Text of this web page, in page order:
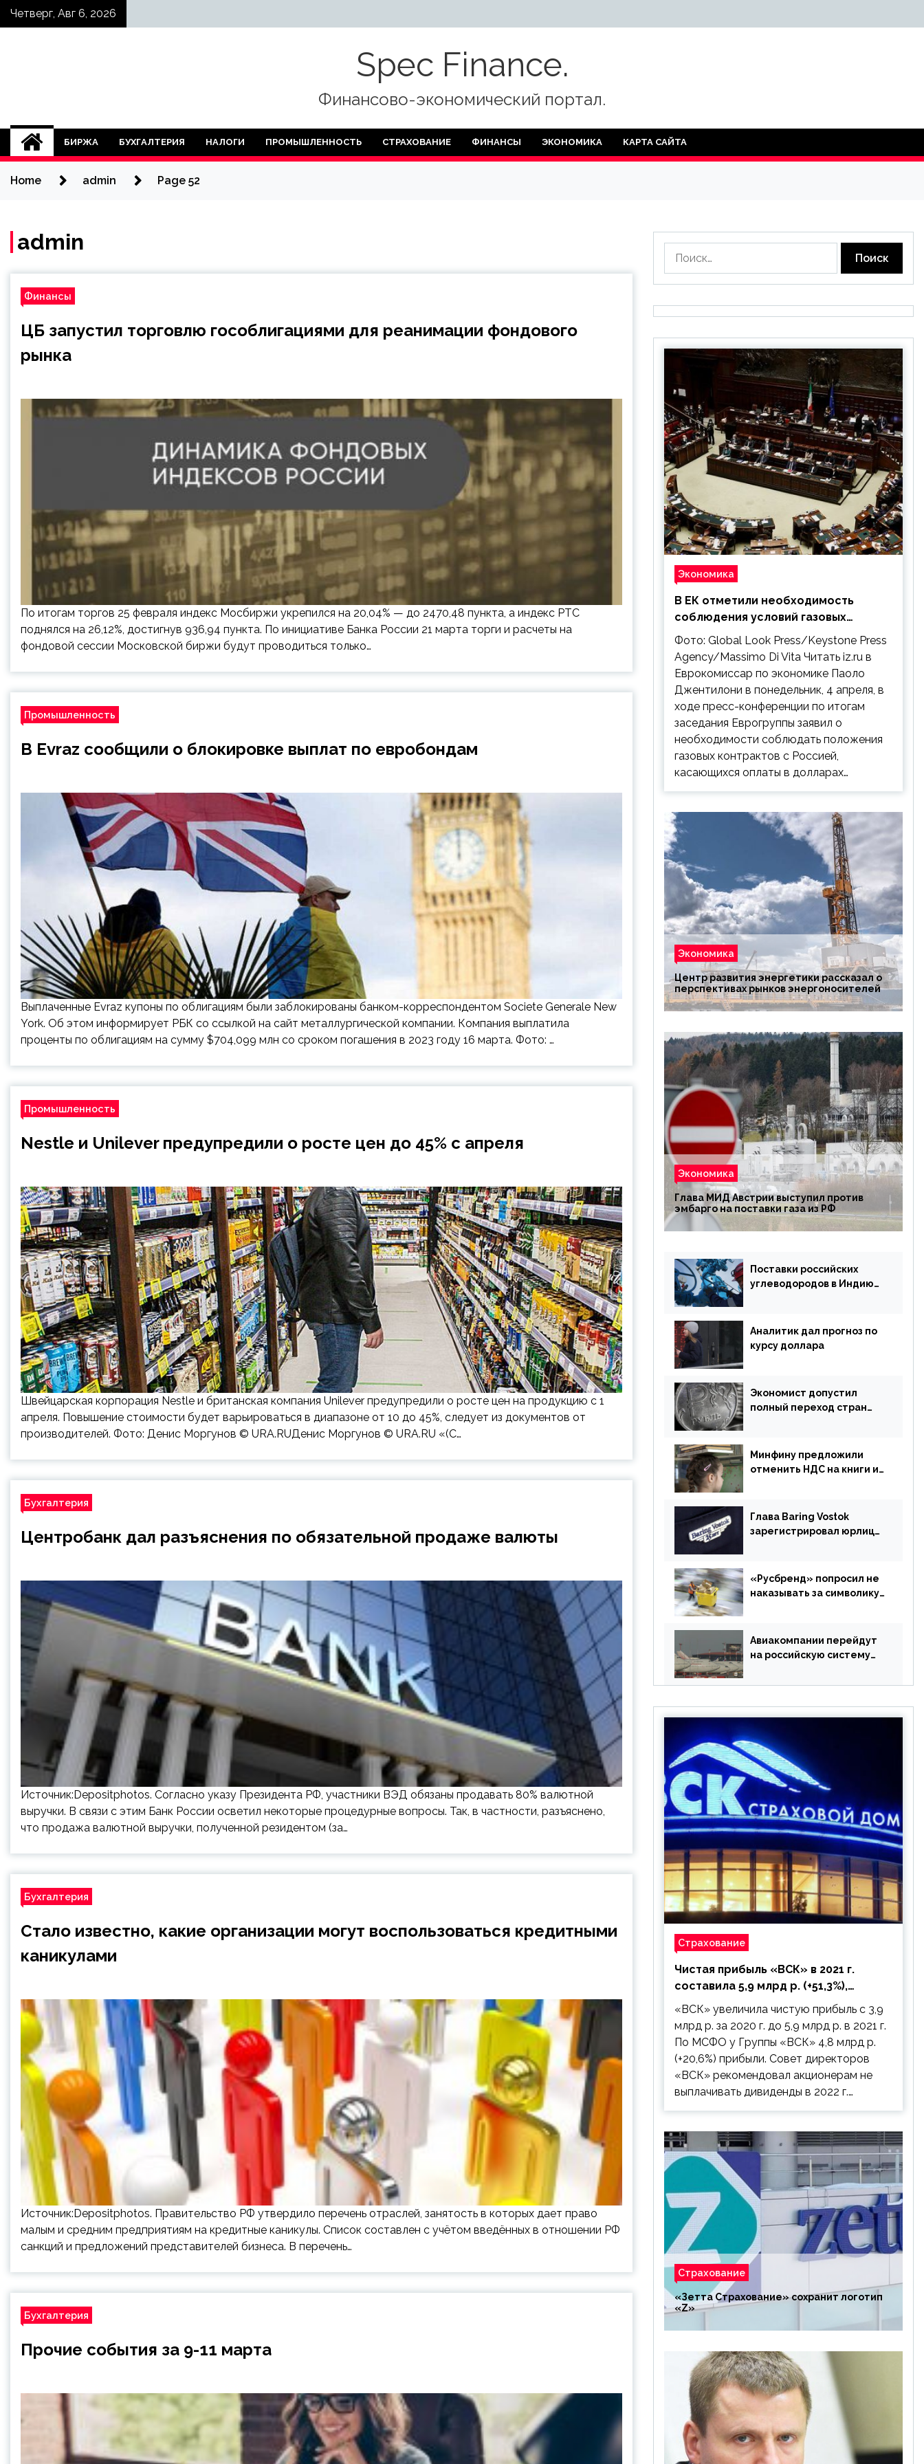
SkipЧетверг, Авг 6, 2026
Spec Finance.
Финансово-экономический портал.
БИРЖА БУХГАЛТЕРИЯ НАЛОГИ ПРОМЫШЛЕННОСТЬ СТРАХОВАНИЕ ФИНАНСЫ ЭКОНОМИКА КАРТА САЙТА
Home admin Page 52
admin
Финансы
ЦБ запустил торговлю гособлигациями для реанимации фондового
рынка
По итогам торгов 25 февраля индекс Мосбиржи укрепился на 20,04% — до 2470,48 пункта, а индекс РТС
поднялся на 26,12%, достигнув 936,94 пункта. По инициативе Банка России 21 марта торги и расчеты на
фондовой сессии Московской биржи будут проводиться только…
Промышленность
В Evraz сообщили о блокировке выплат по евробондам
Выплаченные Evraz купоны по облигациям были заблокированы банком-корреспондентом Societe Generale New
York. Об этом информирует РБК со ссылкой на сайт металлургической компании. Компания выплатила
проценты по облигациям на сумму $704,099 млн со сроком погашения в 2023 году 16 марта. Фото: …
Промышленность
Nestle и Unilever предупредили о росте цен до 45% с апреля
Швейцарская корпорация Nestle и британская компания Unilever предупредили о росте цен на продукцию с 1
апреля. Повышение стоимости будет варьироваться в диапазоне от 10 до 45%, следует из документов от
производителей. Фото: Денис Моргунов © URA.RUДенис Моргунов © URA.RU «(С…
Бухгалтерия
Центробанк дал разъяснения по обязательной продаже валюты
Источник:Depositphotos. Согласно указу Президента РФ, участники ВЭД обязаны продавать 80% валютной
выручки. В связи с этим Банк России осветил некоторые процедурные вопросы. Так, в частности, разъяснено,
что продажа валютной выручки, полученной резидентом (за…
Бухгалтерия
Стало известно, какие организации могут воспользоваться кредитными
каникулами
Источник:Depositphotos. Правительство РФ утвердило перечень отраслей, занятость в которых дает право
малым и средним предприятиям на кредитные каникулы. Список составлен с учётом введённых в отношении РФ
санкций и предложений представителей бизнеса. В перечень…
Бухгалтерия
Прочие события за 9-11 марта
Экономика
В ЕК отметили необходимость
соблюдения условий газовых
контрактов с РФ
Фото: Global Look Press/Keystone Press
Agency/Massimo Di Vita Читать iz.ru в
Еврокомиссар по экономике Паоло
Джентилони в понедельник, 4 апреля, в
ходе пресс-конференции по итогам
заседания Еврогруппы заявил о
необходимости соблюдать положения
газовых контрактов с Россией,
касающихся оплаты в долларах…
Экономика
Центр развития энергетики рассказал о
перспективах рынков энергоносителей
Экономика
Глава МИД Австрии выступил против
эмбарго на поставки газа из РФ
Поставки российских
углеводородов в Индию
Аналитик дал прогноз по
курсу доллара
Экономист допустил
полный переход стран
Минфину предложили
отменить НДС на книги и
Глава Baring Vostok
зарегистрировал юрлицо
«Русбренд» попросил не
наказывать за символику
Авиакомпании перейдут
на российскую систему
Страхование
Чистая прибыль «ВСК» в 2021 г.
составила 5,9 млрд р. (+51,3%),
дивиденды рекомендовано не
выплачивать
«ВСК» увеличила чистую прибыль с 3,9
млрд р. за 2020 г. до 5,9 млрд р. в 2021 г.
По МСФО у Группы «ВСК» 4,8 млрд р.
(+20,6%) прибыли. Совет директоров
«ВСК» рекомендовал акционерам не
выплачивать дивиденды в 2022 г.…
Страхование
«Зетта Страхование» сохранит логотип
«Z»